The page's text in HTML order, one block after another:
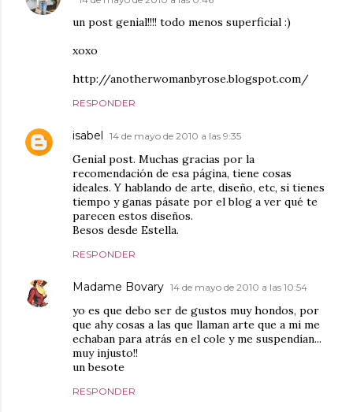
un post genial!!!! todo menos superficial :)
xoxo
http://anotherwomanbyrose.blogspot.com/
RESPONDER
isabel 14 de mayo de 2010 a las 9:35
Genial post. Muchas gracias por la
recomendación de esa página, tiene cosas
ideales. Y hablando de arte, diseño, etc, si tienes
tiempo y ganas pásate por el blog a ver qué te
parecen estos diseños.
Besos desde Estella.
RESPONDER
Madame Bovary 14 de mayo de 2010 a las 10:54
yo es que debo ser de gustos muy hondos, por
que ahy cosas a las que llaman arte que a mi me
echaban para atrás en el cole y me suspendían...
muy injusto!!
un besote
RESPONDER